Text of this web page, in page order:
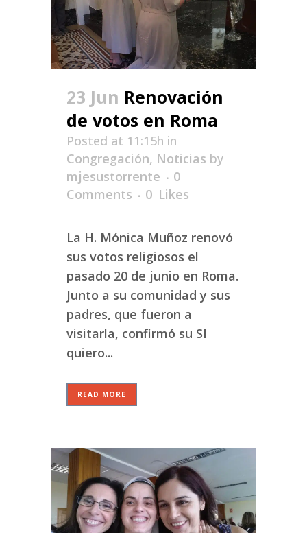
23 Jun Renovación
de votos en Roma
Posted at 11:15h in
Congregación, Noticias by
mjesustorrente
0
Comments
0 Likes
La H. Mónica Muñoz renovó
sus votos religiosos el
pasado 20 de junio en Roma.
Junto a su comunidad y sus
padres, que fueron a
visitarla, confirmó su SI
quiero...
READ MORE